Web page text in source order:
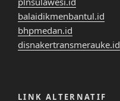
balaidikmenbantul.id
bhpmedan.id
disnakertransmerauke.id
LINK ALTERNATIF